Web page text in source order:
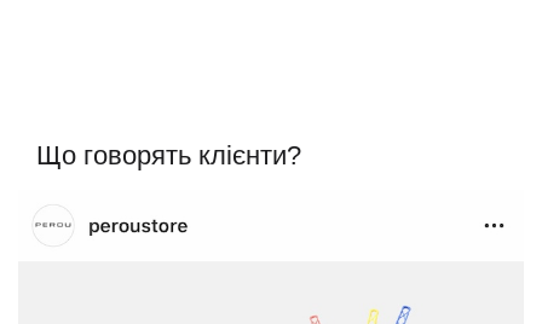
Що говорять клієнти?